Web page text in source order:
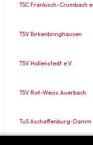
TSC Fränkisch-Crumbach
TSV Birkenbringhausen
TSV Hollenstedt e.V.
TSV Rot-Weiss Auerbach
TuS Aschaffenburg-Damm